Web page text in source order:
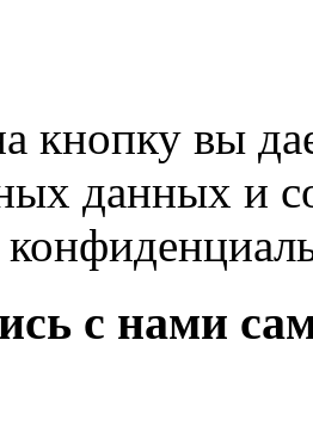
кнопку вы
данных и
с нами